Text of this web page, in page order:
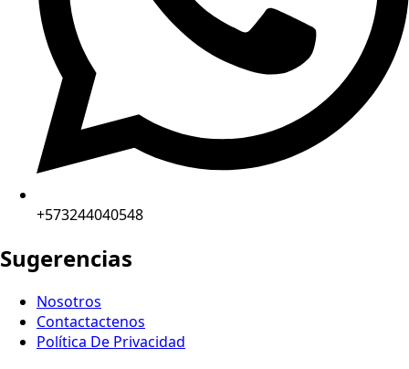
+573244040548
Sugerencias
Nosotros
Contactactenos
Política De Privacidad